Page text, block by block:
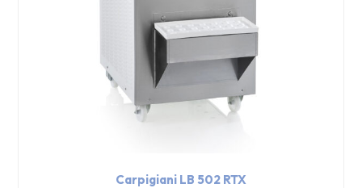
Carpigiani LB 502 RTX